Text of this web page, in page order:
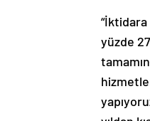
yüzde
yıldan